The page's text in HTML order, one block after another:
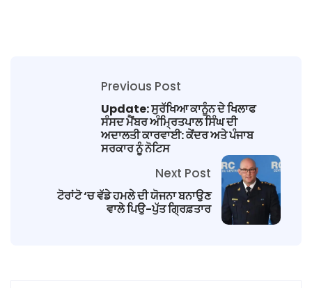
Previous Post
Update: ਸੁਰੱਖਿਆ ਕਾਨੂੰਨ ਦੇ ਖਿਲਾਫ
ਸੰਸਦ ਮੈਂਬਰ ਅੰਮ੍ਰਿਤਪਾਲ ਸਿੰਘ ਦੀ
ਅਦਾਲਤੀ ਕਾਰਵਾਈ: ਕੇਂਦਰ ਅਤੇ ਪੰਜਾਬ
ਸਰਕਾਰ ਨੂੰ ਨੋਟਿਸ
Next Post
ਟੋਰਾਂਟੋ ‘ਚ ਵੱਡੇ ਹਮਲੇ ਦੀ ਯੋਜਨਾ ਬਨਾਉਣ
ਵਾਲੇ ਪਿਉ-ਪੁੱਤ ਗ੍ਰਿਫ਼ਤਾਰ